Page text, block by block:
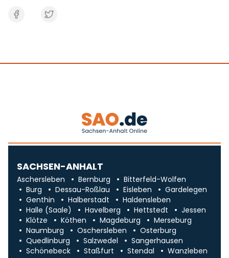
SACHSEN-ANHALT
Aschersleben Bernburg
Bitterfeld-Wolfen
Burg
Dessau-Roßlau Eisleben
Gardelegen
Genthin
Halberstadt
Haldensleben
Halle (Saale)
Havelberg Hettstedt
Jessen
Klötze
Köthen Magdeburg
Merseburg
Naumburg
Oschersleben
Osterburg
Quedlinburg
Salzwedel
Sangerhausen
Schönebeck
Staßfurt Stendal
Wanzleben